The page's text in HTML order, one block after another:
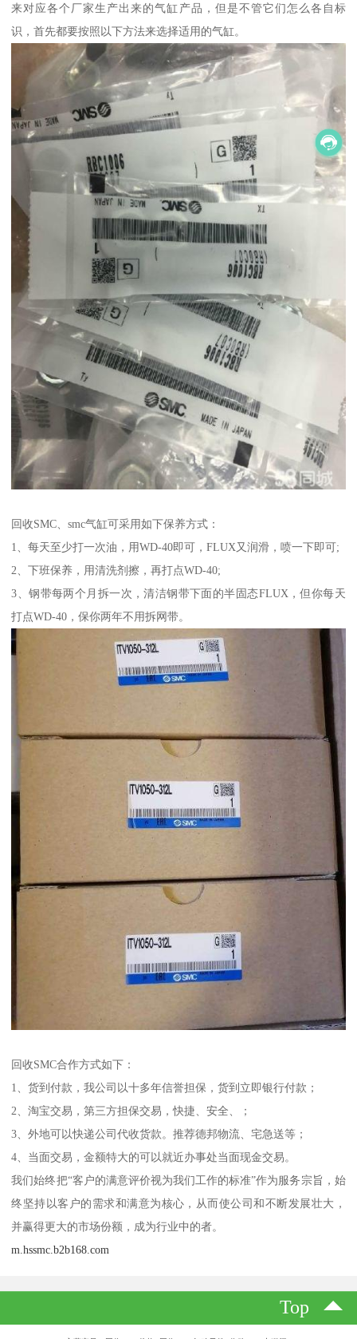
来对应各个厂家生产出来的气缸产品，但是不管它们怎么各自标
识，首先都要按照以下方法来选择适用的气缸。
回收SMC、smc气缸可采用如下保养方式：
1、每天至少打一次油，用WD-40即可，FLUX又润滑，喷一下即可;
2、下班保养，用清洗剂擦，再打点WD-40;
3、钢带每两个月拆一次，清洁钢带下面的半固态FLUX，但你每天
打点WD-40，保你两年不用拆网带。
回收SMC合作方式如下：
1、货到付款，我公司以十多年信誉担保，货到立即银行付款；
2、淘宝交易，第三方担保交易，快捷、安全、；
3、外地可以快递公司代收货款。推荐德邦物流、宅急送等；
4、当面交易，金额特大的可以就近办事处当面现金交易。
我们始终把“客户的满意评价视为我们工作的标准”作为服务宗旨，始
终坚持以客户的需求和满意为核心，从而使公司和不断发展壮大，
并赢得更大的市场份额，成为行业中的者。
m.hssmc.b2b168.com
Top